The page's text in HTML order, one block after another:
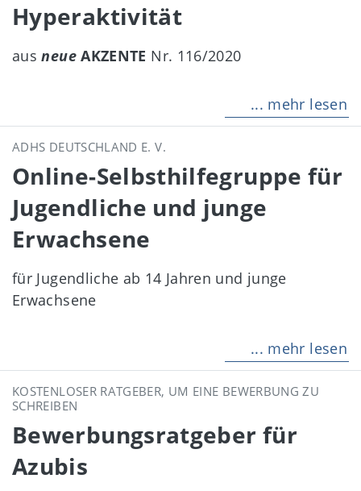
Hyperaktivität
ausneueAKZENTE Nr. 116/2020
... mehr lesen
ADHS DEUTSCHLAND E. V.
Online-Selbsthilfegruppe für
Jugendliche und junge
Erwachsene
für Jugendliche ab 14 Jahren und junge
Erwachsene
... mehr lesen
KOSTENLOSER RATGEBER, UM EINE BEWERBUNG ZU
SCHREIBEN
Bewerbungsratgeber für
Azubis